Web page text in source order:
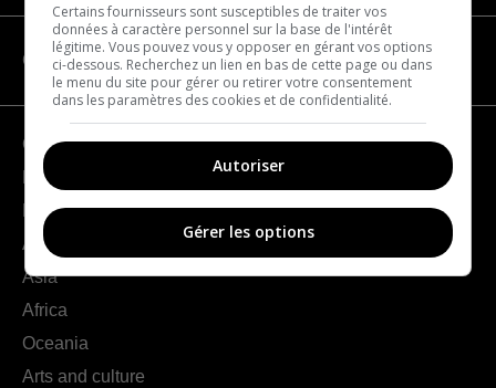
CATEGORIES
Geography
France
Europe
Americas
Asia
Africa
Oceania
Arts and culture
Certains fournisseurs sont susceptibles de traiter vos
données à caractère personnel sur la base de l'intérêt
légitime. Vous pouvez vous y opposer en gérant vos options
ci-dessous. Recherchez un lien en bas de cette page ou dans
le menu du site pour gérer ou retirer votre consentement
dans les paramètres des cookies et de confidentialité.
Autoriser
Gérer les options